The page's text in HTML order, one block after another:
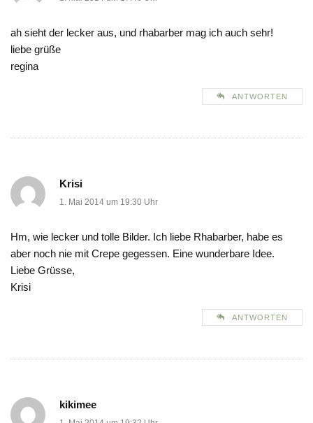
ah sieht der lecker aus, und rhabarber mag ich auch sehr!
liebe grüße
regina
ANTWORTEN
Krisi
1. Mai 2014 um 19:30 Uhr
Hm, wie lecker und tolle Bilder. Ich liebe Rhabarber, habe es
aber noch nie mit Crepe gegessen. Eine wunderbare Idee.
Liebe Grüsse,
Krisi
ANTWORTEN
kikimee